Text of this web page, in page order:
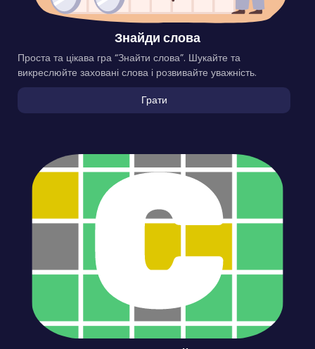
Знайди слова
Проста та цікава гра “Знайти слова”. Шукайте та
викреслюйте заховані слова і розвивайте уважність.
Грати